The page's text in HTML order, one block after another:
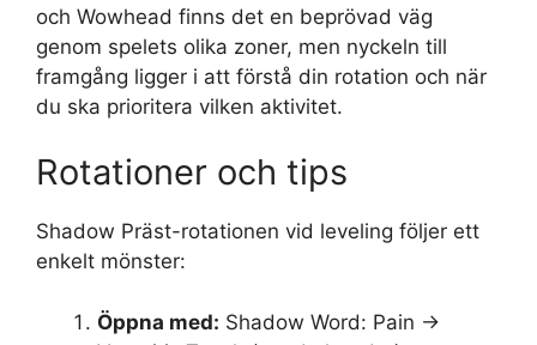
och Wowhead finns det en beprövad väg
genom spelets olika zoner, men nyckeln till
framgång ligger i att förstå din rotation och när
du ska prioritera vilken aktivitet.
Rotationer och tips
Shadow Präst-rotationen vid leveling följer ett
enkelt mönster:
Öppna med: Shadow Word: Pain →